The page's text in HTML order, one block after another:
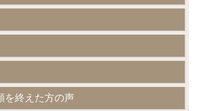
を終えた方の声